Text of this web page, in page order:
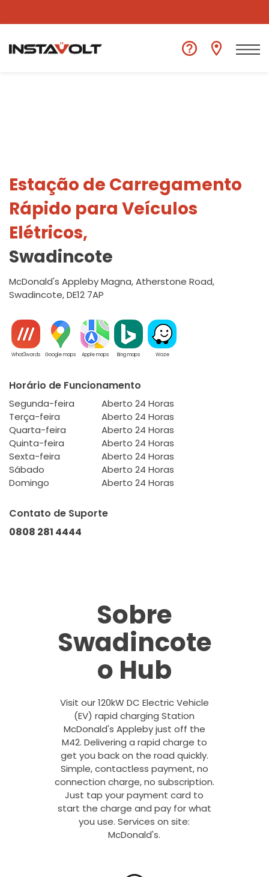
Ver outra localização
Estação de Carregamento
Rápido para Veículos
Elétricos,
Swadincote
McDonald's Appleby Magna, Atherstone Road,
Swadincote, DE12 7AP
What3words Google maps Apple maps Bing maps Waze
Horário de Funcionamento
Segunda-feira
Aberto 24 Horas
Terça-feira
Aberto 24 Horas
Quarta-feira
Aberto 24 Horas
Quinta-feira
Aberto 24 Horas
Sexta-feira
Aberto 24 Horas
Sábado
Aberto 24 Horas
Domingo
Aberto 24 Horas
Contato de Suporte
0808 281 4444
Sobre
Swadincote
o Hub
Visit our 120kW DC Electric Vehicle
(EV) rapid charging Station
McDonald's Appleby just off the
M42. Delivering a rapid charge to
get you back on the road quickly.
Simple, contactless payment, no
connection charge, no subscription.
Just tap your payment card to
start the charge and pay for what
you use. Services on site:
McDonald's.